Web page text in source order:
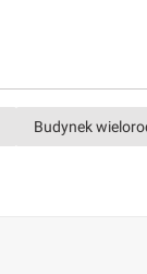
Budynek